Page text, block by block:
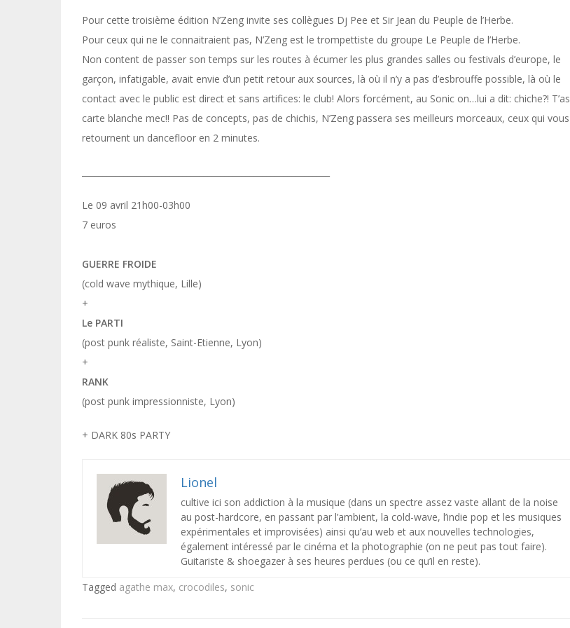
Pour cette troisième édition N’Zeng invite ses collègues Dj Pee et Sir Jean du Peuple de l’Herbe.
Pour ceux qui ne le connaitraient pas, N’Zeng est le trompettiste du groupe Le Peuple de l’Herbe.
Non content de passer son temps sur les routes à écumer les plus grandes salles ou festivals d’europe, le
garçon, infatigable, avait envie d’un petit retour aux sources, là où il n’y a pas d’esbrouffe possible, là où le
contact avec le public est direct et sans artifices: le club! Alors forcément, au Sonic on…lui a dit: chiche?! T’as
carte blanche mec!! Pas de concepts, pas de chichis, N’Zeng passera ses meilleurs morceaux, ceux qui vous
retournent un dancefloor en 2 minutes.
Le 09 avril 21h00-03h00
7 euros
GUERRE FROIDE
(cold wave mythique, Lille)
+
Le PARTI
(post punk réaliste, Saint-Etienne, Lyon)
+
RANK
(post punk impressionniste, Lyon)
+ DARK 80s PARTY
Lionel
cultive ici son addiction à la musique (dans un spectre assez vaste allant de la noise
au post-hardcore, en passant par l’ambient, la cold-wave, l’indie pop et les musiques
expérimentales et improvisées) ainsi qu’au web et aux nouvelles technologies,
également intéressé par le cinéma et la photographie (on ne peut pas tout faire).
Guitariste & shoegazer à ses heures perdues (ou ce qu’il en reste).
Tagged agathe max, crocodiles, sonic